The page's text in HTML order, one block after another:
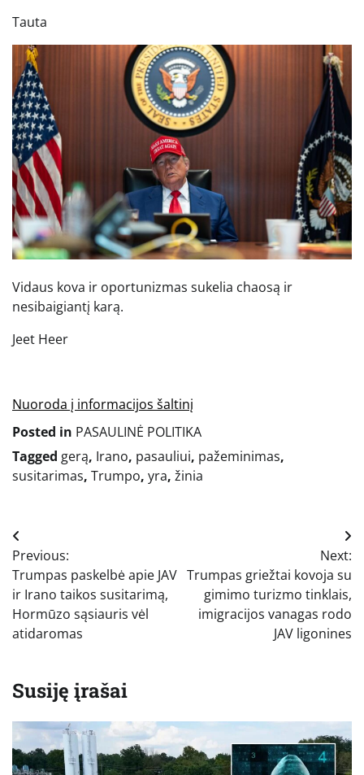
Tauta
Vidaus kova ir oportunizmas sukelia chaosą ir
nesibaigiantį karą.
Jeet Heer
Nuoroda į informacijos šaltinį
Posted in PASAULINĖ POLITIKA
Tagged gerą, Irano, pasauliui, pažeminimas,
susitarimas, Trumpo, yra, žinia
Navigacija
tarp
įrašų
Previous:
Trumpas paskelbė apie JAV
ir Irano taikos susitarimą,
Hormūzo sąsiauris vėl
atidaromas
Next:
Trumpas griežtai kovoja su
gimimo turizmo tinklais,
imigracijos vanagas rodo
JAV ligonines
Susiję įrašai